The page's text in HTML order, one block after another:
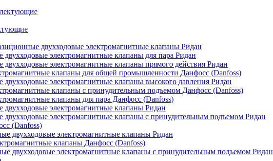
двухходовые электромагнитные клапаны Ридан
электромагнитные клапаны для пара Ридан
электромагнитные клапаны прямого действия Ридан
клапаны для общей промышленности Данфосс (Danfoss)
электромагнитные клапаны высокого давления Ридан
клапаны с принудительным подъемом Данфосс (Danfoss)
клапаны для пара Данфосс (Danfoss)
электромагнитные клапаны Ридан
электромагнитные клапаны с принудительным подъемом Ридан
(Danfoss)
двухходовые электромагнитные клапаны Ридан
клапаны Данфосс (Danfoss)
двухходовые электромагнитные клапаны с принудительным подъемом Ридан